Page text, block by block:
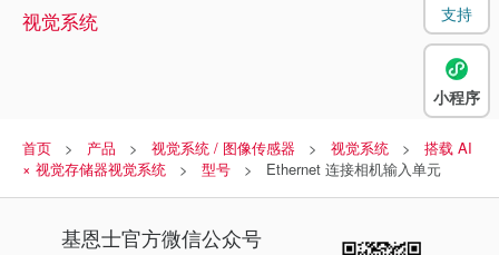
视觉系统
首页 产品 视觉系统 / 图像传感器 视觉系统
搭载 AI
× 视觉存储器视觉系统
型号 Ethernet 连接相机输入单元
基恩士官方微信公众号
支持
小程序